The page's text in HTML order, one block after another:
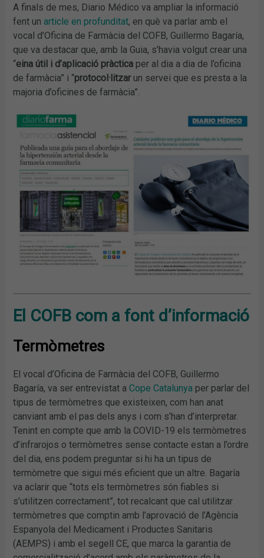
A finals de mes, Diario Médico va ampliar la informació
fent unarticle en profunditat, en què va parlar amb el
vocal d’Oficina de Farmàcia del COFB, Guillermo Bagaría,
que va destacar que, amb la Guia, s’havia volgut crear una
“eina útil i d’aplicació pràctica per al dia a dia de l’oficina
de farmàcia” i “protocol·litzarun servei que es presta a la
majoria d’oficines de farmàcia”.
El COFB com a font d’informació
Termòmetres
El vocal d’Oficina de Farmàcia del COFB, Guillermo
Bagaría, va ser entrevistat aCope Catalunya per parlar del
tipus de termòmetres que existeixen, com han anat
canviant amb el pas dels anys i com s’han d’interpretar.
Tenint en compte que amb la COVID-19 els termòmetres
d’infrarojos o termòmetres sense contacte estan a l’ordre
del dia, ens podem preguntar si hi ha un tipus de
termòmetre que sigui més eficient que un altre. Bagaría
va aclarir que “tots els termòmetres són fiables si
s’utilitzen correctament”, tot recalcant que cal utilitzar
termòmetres que comptin amb l’aprovació de l’Agència
Espanyola del Medicament i Productes Sanitaris
(AEMPS) i amb el segell CE, que marca la garantia de